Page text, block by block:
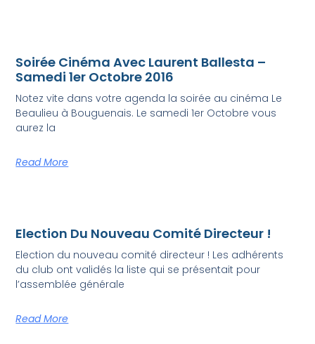
Soirée Cinéma Avec Laurent Ballesta –
Samedi 1er Octobre 2016
Notez vite dans votre agenda la soirée au cinéma Le
Beaulieu à Bouguenais. Le samedi 1er Octobre vous
aurez la
Read More
Election Du Nouveau Comité Directeur !
Election du nouveau comité directeur ! Les adhérents
du club ont validés la liste qui se présentait pour
l’assemblée générale
Read More